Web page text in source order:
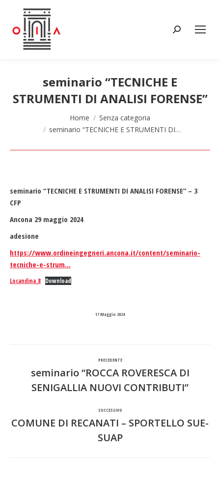
Cerca:
seminario “TECNICHE E
STRUMENTI DI ANALISI FORENSE”
Home
Senza categoria
seminario “TECNICHE E STRUMENTI DI…
seminario “TECNICHE E STRUMENTI DI ANALISI FORENSE” – 3
CFP
Ancona 29 maggio 2024
adesione
https://www.ordineingegneri.ancona.it/content/seminario-
tecniche-e-strum…
Locandina_8 Download
17 Maggio 2024
tra
post
PRECEDENTE
precedente:
seminario “ROCCA ROVERESCA DI
SENIGALLIA NUOVI CONTRIBUTI”
SUCCESSIVO
post:
COMUNE DI RECANATI – SPORTELLO SUE-
SUAP